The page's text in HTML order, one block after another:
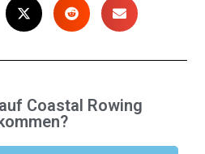
Coastal Rowing